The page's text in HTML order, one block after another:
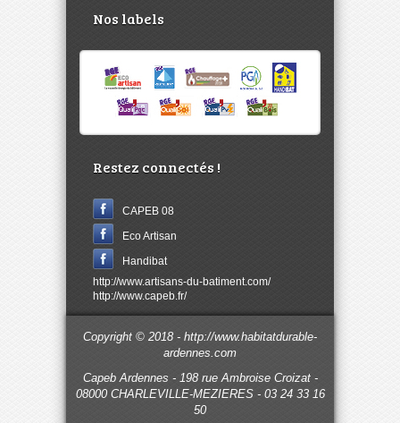
Nos labels
Restez connectés !
CAPEB 08
Eco Artisan
Handibat
http://www.artisans-du-batiment.com/
http://www.capeb.fr/
Copyright © 2018 - http://www.habitatdurable-
ardennes.com
Capeb Ardennes - 198 rue Ambroise Croizat -
08000 CHARLEVILLE-MEZIERES - 03 24 33 16
50